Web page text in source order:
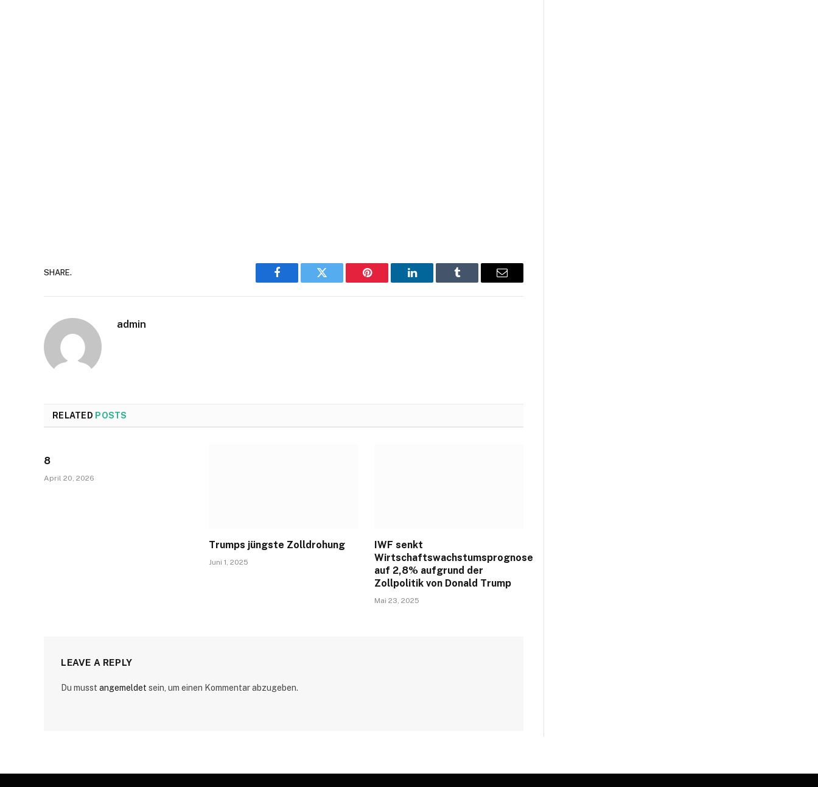
SHARE.
Facebook Twitter Pinterest LinkedIn Tumblr Email
admin
RELATED POSTS
8
April 20, 2026
Trumps jüngste Zolldrohung
Juni 1, 2025
IWF senkt
Wirtschaftswachstumsprognose
auf 2,8% aufgrund der
Zollpolitik von Donald Trump
Mai 23, 2025
LEAVE A REPLY
Du musst angemeldet sein, um einen Kommentar abzugeben.